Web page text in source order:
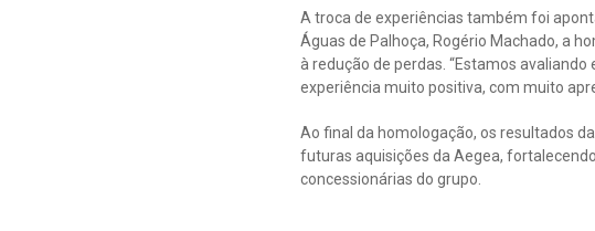
A troca de experiências também foi
Águas de Palhoça, Rogério Machado, a
à redução de perdas. “Estamos
experiência muito positiva, com muito
Ao final da homologação, os resultados
futuras aquisições da Aegea,
concessionárias do grupo.